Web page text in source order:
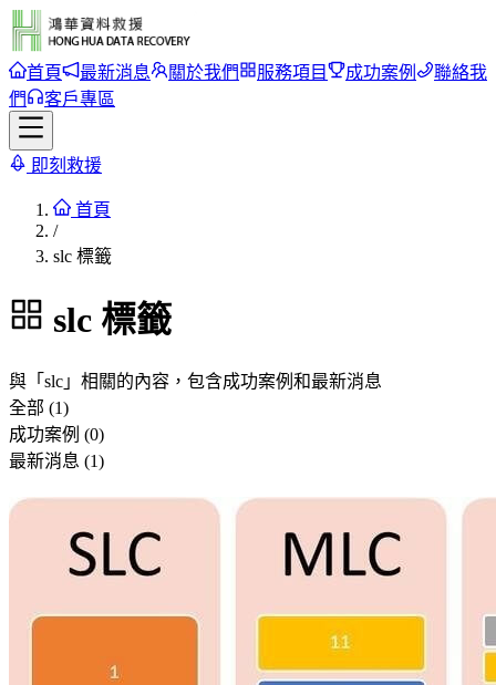
首頁 最新消息 關於我們 服務項目 成功案例
聯絡我
們
客戶專區
即刻救援
首頁
/
slc 標籤
slc 標籤
與「 slc 」相關的內容，包含成功案例和最新消息
全部 (1)
成功案例 (0)
最新消息 (1)